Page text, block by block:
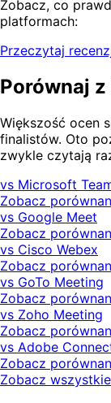
Zobacz, co
platformach:
Przeczytaj
Porównaj
Większość ocen
finalistów. Oto
zwykle czytają
vs Microsoft
Zobacz
vs Google Meet
Zobacz
vs Cisco Webex
Zobacz
vs GoTo Meeting
Zobacz
vs Zoho Meeting
Zobacz
vs Adobe
Zobacz
Zobacz